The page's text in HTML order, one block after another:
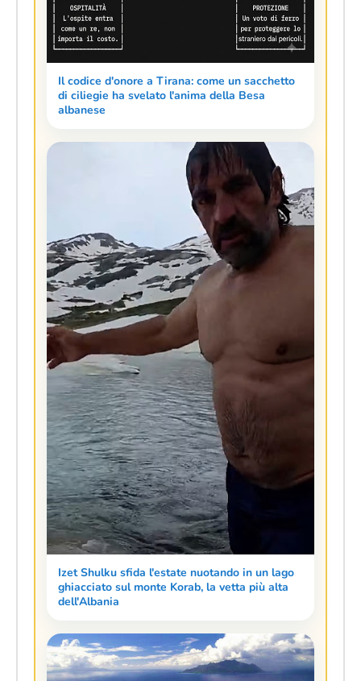
Il codice d'onore a Tirana: come un sacchetto
di ciliegie ha svelato l'anima della Besa
albanese
Izet Shulku sfida l'estate nuotando in un lago
ghiacciato sul monte Korab, la vetta più alta
dell'Albania